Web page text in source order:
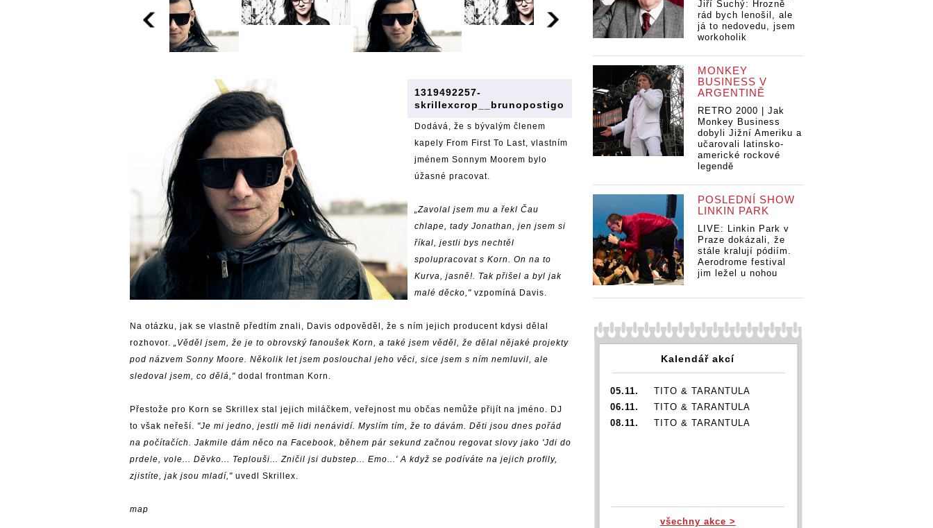
1319492257-
skrillexcrop__brunopostigo
Dodává, že s bývalým členem
kapely From First To Last, vlastním
jménem Sonnym Moorem bylo
úžasné pracovat.
„Zavolal jsem mu a řekl Čau
chlape, tady Jonathan, jen jsem si
říkal, jestli bys nechtěl
spolupracovat s Korn. On na to
Kurva, jasně!. Tak přišel a byl jak
malé děcko," vzpomíná Davis.
Na otázku, jak se vlastně předtím znali, Davis odpověděl, že s ním jejich producent kdysi dělal
rozhovor.
„Věděl jsem, že je to obrovský fanoušek Korn, a také jsem věděl, že dělal nějaké projekty
pod názvem Sonny Moore. Několik let jsem poslouchal jeho věci, sice jsem s ním nemluvil, ale
sledoval jsem, co dělá," dodal frontman Korn.
Přestože pro Korn se Skrillex stal jejich miláčkem, veřejnost mu občas nemůže přijít na jméno. DJ
to však neřeší. "Je mi jedno, jestli mě lidi nenávidí. Myslím tím, že to dávám. Děti jsou dnes pořád
na počítačích. Jakmile dám něco na Facebook, během pár sekund začnou regovat slovy jako 'Jdi do
prdele, vole... Děvko... Teplouši... Zničil jsi dubstep... Emo...' A když se podíváte na jejich profily,
zjistíte, jak jsou mladí," uvedl Skrillex.
map
Jiří Suchý: Hrozně
rád bych lenošil, ale
já to nedovedu, jsem
workoholik
MONKEY
BUSINESS V
ARGENTINĚ
RETRO 2000 | Jak
Monkey Business
dobyli Jižní Ameriku a
učarovali latinsko-
americké rockové
legendě
POSLEDNÍ SHOW
LINKIN PARK
LIVE: Linkin Park v
Praze dokázali, že
stále kralují pódiím.
Aerodrome festival
jim ležel u nohou
Kalendář akcí
05.11.
TITO & TARANTULA
06.11.
TITO & TARANTULA
08.11.
TITO & TARANTULA
všechny akce >